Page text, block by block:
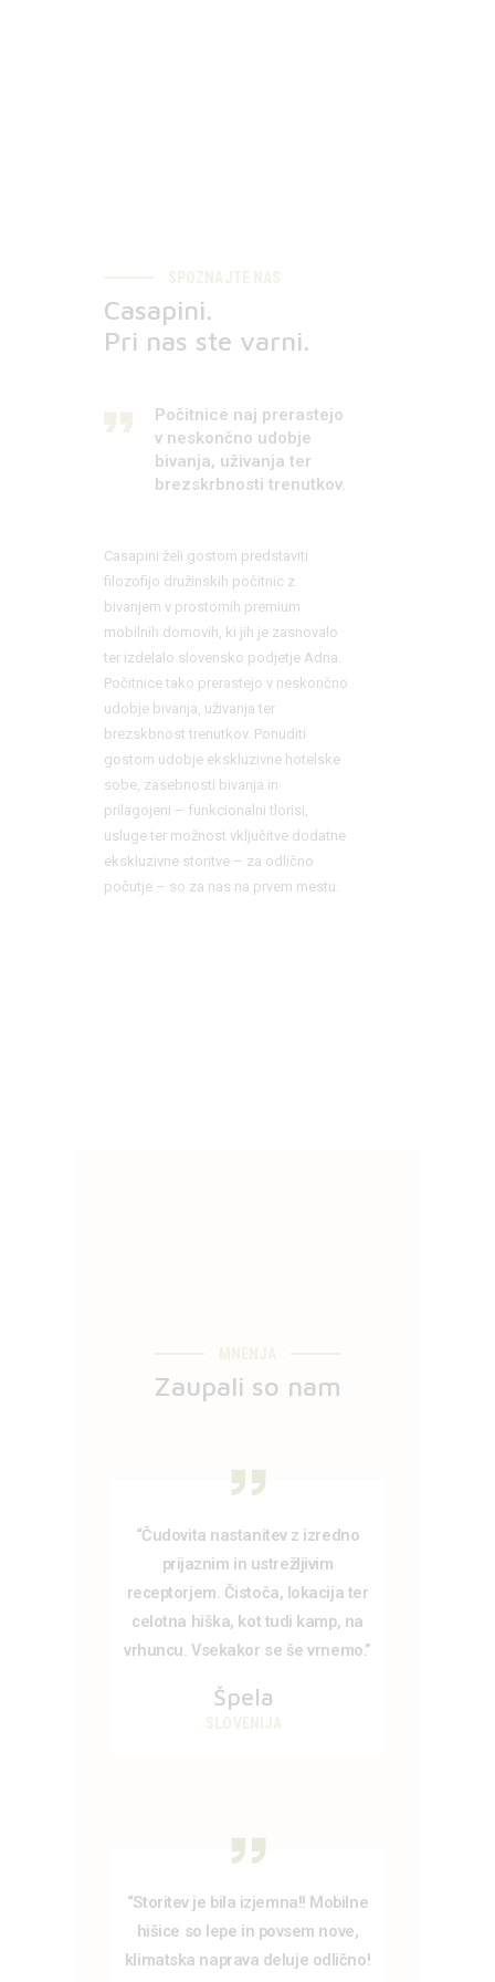
Casapini.
Pri nas ste varni.
Počitnice naj prerastejo
v neskončno udobje
bivanja, uživanja ter
brezskrbnosti trenutkov.
Casapini želi gostom predstaviti
filozofijo družinskih počitnic z
bivanjem v prostornih premium
mobilnih domovih, ki jih je zasnovalo
ter izdelalo slovensko podjetje Adria.
Počitnice tako prerastejo v neskončno
udobje bivanja, uživanja ter
brezskbnost trenutkov. Ponuditi
gostom udobje ekskluzivne hotelske
sobe, zasebnosti bivanja in
prilagojeni – funkcionalni tlorisi,
usluge ter možnost vključitve dodatne
ekskluzivne storitve – za odlično
počutje – so za nas na prvem mestu.
Zaupali so nam
“Čudovita nastanitev z izredno
prijaznim in ustrežljivim
receptorjem. Čistoča, lokacija ter
celotna hiška, kot tudi kamp, na
vrhuncu. Vsekakor se še vrnemo.”
Špela
“Storitev je bila izjemna!! Mobilne
hišice so lepe in povsem nove,
klimatska naprava deluje odlično!